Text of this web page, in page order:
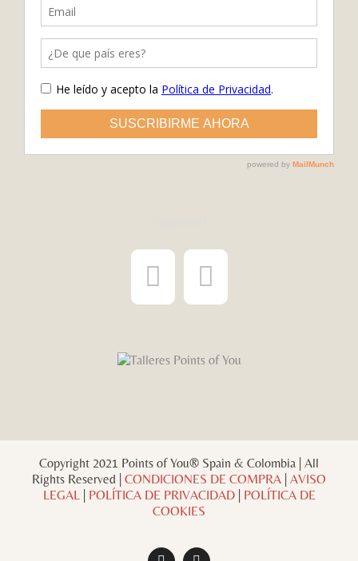
Copyright 2021 Points of You® Spain & Colombia | All
Rights Reserved | CONDICIONES DE COMPRA AVISO
LEGAL| POLÍTICA DE PRIVACIDAD| POLÍTICA DE
COOKIES